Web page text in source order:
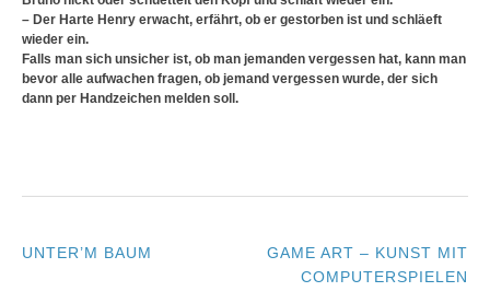
– Der Harte Henry erwacht, erfährt, ob er gestorben ist und schläeft
wieder ein.
Falls man sich unsicher ist, ob man jemanden vergessen hat, kann man
bevor alle aufwachen fragen, ob jemand vergessen wurde, der sich
dann per Handzeichen melden soll.
UNTER’M BAUM
GAME ART – KUNST MIT
COMPUTERSPIELEN